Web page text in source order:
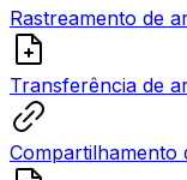
Rastreamento de
Transferência de
Compartilhamento